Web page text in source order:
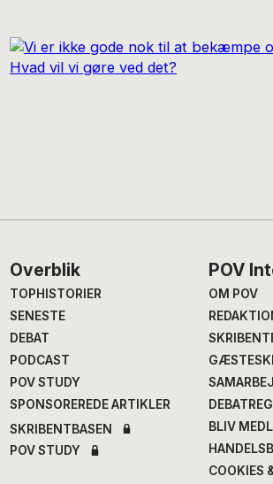
Footer
Overblik
TOPHISTORIER
SENESTE
DEBAT
PODCAST
POV STUDY
SPONSOREREDE ARTIKLER
SKRIBENTBASEN
POV STUDY
POV
OM POV
BLIV
COOKIES